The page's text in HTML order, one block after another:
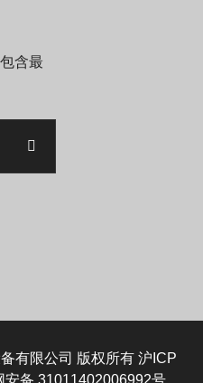
含最
有限公司 版权所有 沪ICP